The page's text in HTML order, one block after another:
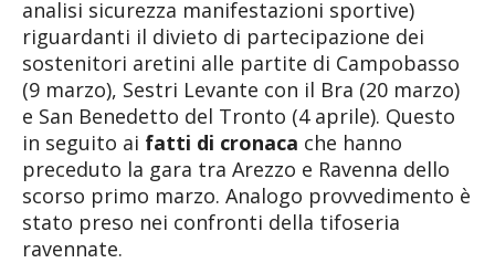
analisi sicurezza manifestazioni sportive)
riguardanti il divieto di partecipazione dei
sostenitori aretini alle partite di Campobasso
(9 marzo), Sestri Levante con il Bra (20 marzo)
e San Benedetto del Tronto (4 aprile). Questo
in seguito ai fatti di cronaca che hanno
preceduto la gara tra Arezzo e Ravenna dello
scorso primo marzo. Analogo provvedimento è
stato preso nei confronti della tifoseria
ravennate.